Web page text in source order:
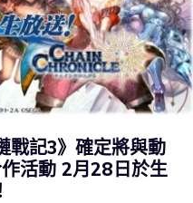
戰記3》確定將與動
活動 2月28日於生